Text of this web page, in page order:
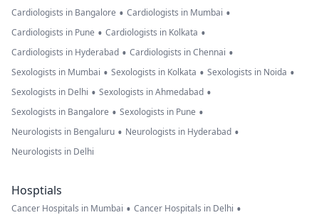
Cardiologists in Bangalore • Cardiologists in Mumbai •
Cardiologists in Pune • Cardiologists in Kolkata •
Cardiologists in Hyderabad • Cardiologists in Chennai •
Sexologists in Mumbai • Sexologists in Kolkata • Sexologists in Noida •
Sexologists in Delhi • Sexologists in Ahmedabad •
Sexologists in Bangalore • Sexologists in Pune •
Neurologists in Bengaluru • Neurologists in Hyderabad •
Neurologists in Delhi
Hosptials
Cancer Hospitals in Mumbai • Cancer Hospitals in Delhi •